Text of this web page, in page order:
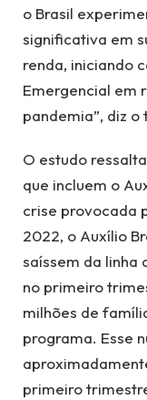
o Brasil
significativa em
renda, iniciando
Emergencial em
pandemia”, diz o
O estudo
que incluem o
crise provocada
2022, o Auxílio
saíssem da linha
no primeiro
milhões de
programa. Esse
primeiro